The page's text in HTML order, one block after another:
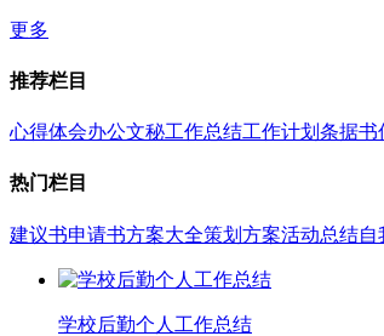
更多
推荐栏目
心得体会办公文秘工作总结工作计划 条据书
热门栏目
建议书申请书方案大全策划方案活动总结自
学校后勤个人工作总结